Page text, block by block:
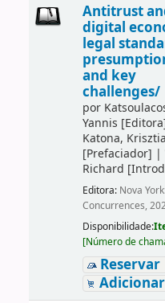
Antitrust
digital
legal
and key
challenges/
por
Yannis
Katona,
[Prefaciador] |
Richard
Editora: Nova
Concurrences,
Disponibilidade:
[Número de
Reservar